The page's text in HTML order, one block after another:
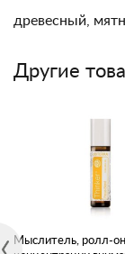
древесный,
Другие
Мыслитель, ролл-